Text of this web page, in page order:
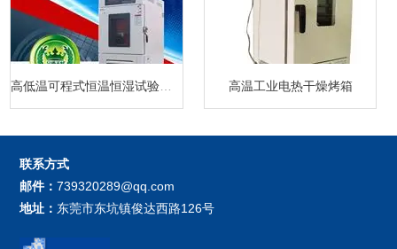
高温工业电热干燥烤箱
联系方式
邮件：739320289@qq.com
地址： 东莞市东坑镇俊达西路126号